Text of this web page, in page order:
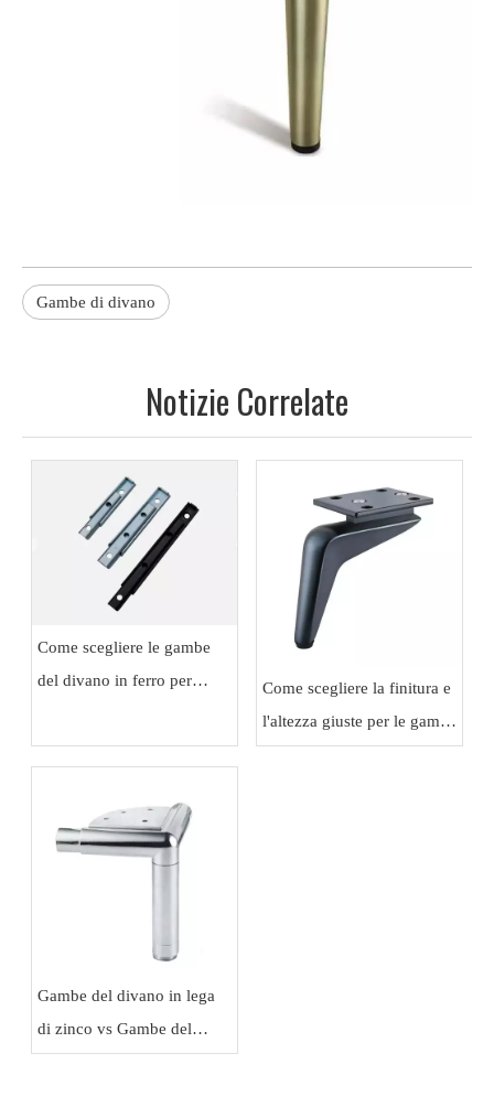
Gambe di divano
Notizie Correlate
Come scegliere le gambe
del divano in ferro per
e commerciali
Come scegliere la finitura e
l'altezza giuste per le gambe
Gambe del divano in lega
di zinco vs Gambe del